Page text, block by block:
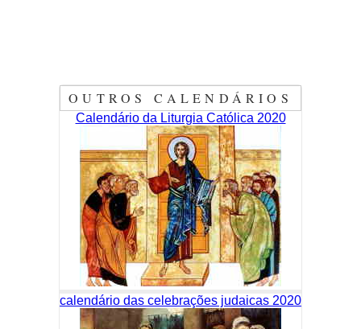
OUTROS CALENDÁRIOS
Calendário da Liturgia Católica 2020
calendário das celebrações judaicas 2020